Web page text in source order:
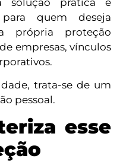
para quem deseja
própria proteção
empresas, vínculos
trata-se de um
pessoal.
esse